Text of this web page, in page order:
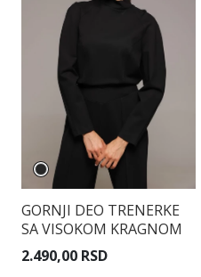
GORNJI DEO TRENERKE
SA VISOKOM KRAGNOM
2.490,00 RSD